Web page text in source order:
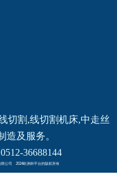
切割,线切割机床,中走丝
造及服务。
36688144
公司 2024欧洲杯平台的版权所有